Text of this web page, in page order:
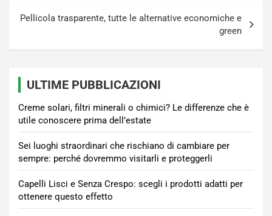
Pellicola trasparente, tutte le alternative economiche e
green
ULTIME PUBBLICAZIONI
Creme solari, filtri minerali o chimici? Le differenze che è
utile conoscere prima dell’estate
Sei luoghi straordinari che rischiano di cambiare per
sempre: perché dovremmo visitarli e proteggerli
Capelli Lisci e Senza Crespo: scegli i prodotti adatti per
ottenere questo effetto